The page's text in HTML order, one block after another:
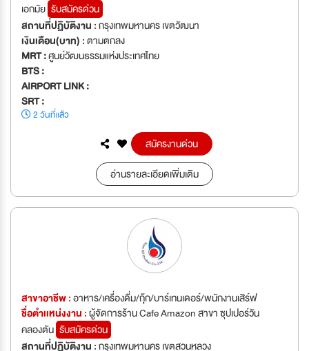
เอกมัย รับสมัครด่วน
สถานที่ปฏิบัติงาน :กรุงเทพมหานคร เขตวัฒนา
เงินเดือน(บาท) :ตามตกลง
MRT :ศูนย์วัฒนธรรมแห่งประเทศไทย
BTS :
AIRPORT LINK :
SRT :
2 วันที่แล้ว
สมัครงานด่วน
อ่านรายละเอียดเพิ่มเติม
สาขาอาชีพ :อาหาร/เครื่องดื่ม/กุ๊ก/บาร์เทนเดอร์/พนักงานเสิร์ฟ
ชื่อตำเเหน่งงาน :ผู้จัดการร้าน Cafe Amazon สาขา ซุปเปอร์วัน
คลองตัน รับสมัครด่วน
สถานที่ปฏิบัติงาน :กรุงเทพมหานคร เขตสวนหลวง